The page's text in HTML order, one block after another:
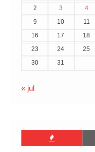
2
3 4
9
10 11
16
17 18
23
24 25
30
31
« jul